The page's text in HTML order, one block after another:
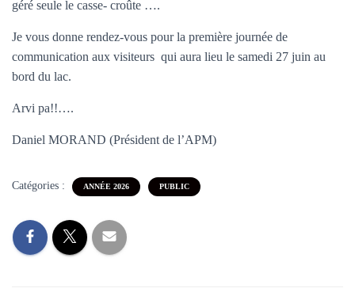
géré seule le casse- croûte ….
Je vous donne rendez-vous pour la première journée de
communication aux visiteurs qui aura lieu le samedi 27 juin au
bord du lac.
Arvi pa!!….
Daniel MORAND (Président de l’APM)
Catégories : ANNÉE 2026 PUBLIC